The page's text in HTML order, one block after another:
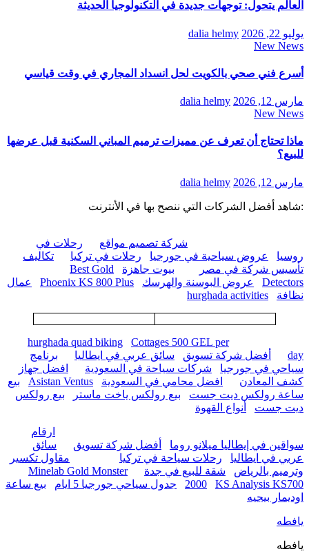
العالم يتحول: توجهات جديدة في التكنولوجيا الحديثة
يوليو 22, 2026
dalia helmy
New News
أسرع فني صحي بالكويت لحل انسداد المجاري في وقت قياسي
مارس 12, 2026
dalia helmy
New News
ماذا تحتاج أن تعرف عن مميزات ترميم المباني السكنية قبل عرضها
للبيع؟
مارس 12, 2026 dalia helmy
:شاهد أفضل الشركات التي ننصح بها في الأنترنت
شركة تصميم مواقع
رحلات في
روسيا
عروض سياحية في جورجيا رحلات في تركيا
تكاليف
تأسيس شركة في مصر
بيوت جاهزة
Best Gold
Detectors
عروض البوسنة والهرسك Phoenix KS 800 Plus
عمال
نظافة
hurghada activities
hurghada quad biking
Cottages 500 GEL per
day
أفضل شركة تسويق سائق عربي في ايطاليا
برنامج
سياحي في جورجيا
شركات سياحة في السعودية
افضل جهاز
كشف المعادن
افضل محامي في السعودية Asistan Ventus
بيع
ساعة رولكس ديت جست
بيع رولكس ياخت ماستر
بيع رولكس
ديت جست
أنواع القهوة
ارقام
سواقين في إيطاليا ميلانو روما
أفضل شركة تسويق
سائق
عربي في ايطاليا
رحلات سياحة في تركيا
مقاول تكسير
وترميم بالرياض
شقة للبيع في جدة
Minelab Gold Monster
2000
KS Analysis KS700 جدول سياحي جورجيا 5 ايام
بيع ساعة
اوديمار بيجيه
يافطه
يافطه